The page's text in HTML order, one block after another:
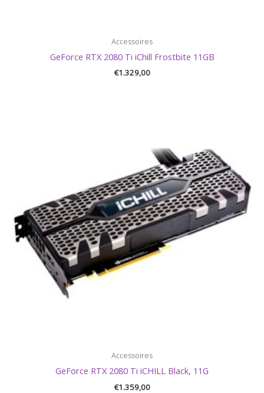
Accessoires
GeForce RTX 2080 Ti iChill Frostbite 11GB
€1.329,00
Accessoires
GeForce RTX 2080 Ti iCHILL Black, 11G
€1.359,00